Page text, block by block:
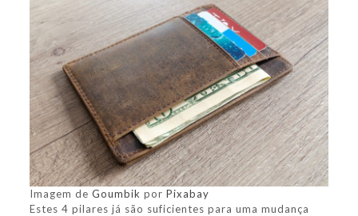
Imagem deGoumbik porPixabay
Estes 4 pilares já são suficientes para uma mudança